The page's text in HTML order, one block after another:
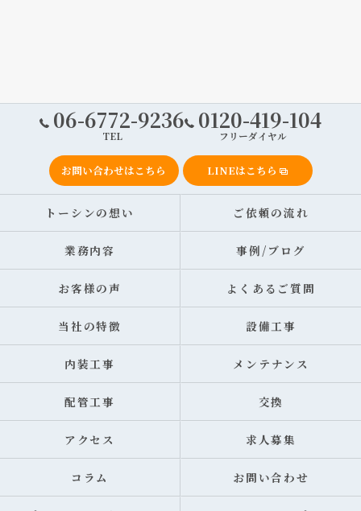
06-6772-9236
TEL
0120-419-104
フリーダイヤル
お問い合わせはこちら LINEはこちら
トーシンの想い ご依頼の流れ
業務内容 事例/ブログ
お客様の声 よくあるご質問
当社の特徴 設備工事
内装工事 メンテナンス
配管工事 交換
アクセス 求人募集
コラム お問い合わせ